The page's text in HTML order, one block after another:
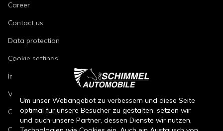
Career
Contact us
Data protection
Cookie settings
Imprint
Vehicle repair conditions
Conditions of sale for new cars
Um unser Webangebot zu verbessern und diese Seite
optimal für unsere Besucher zu gestalten, setzen wir
und auch unsere Partner, dessen Dienste wir nutzen,